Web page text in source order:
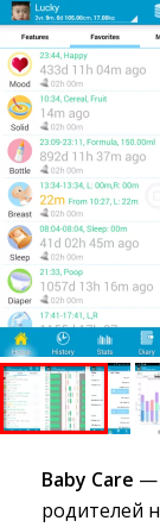
Baby Care —
родителей